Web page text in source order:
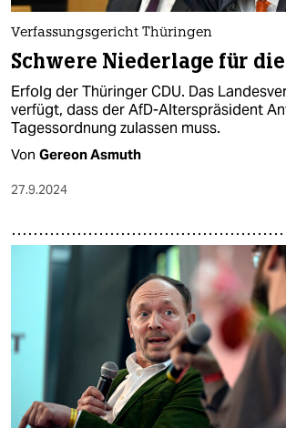
Verfassungsgericht Thüringen
Schwere Niederlage für
Erfolg der Thüringer CDU. Das
verfügt, dass der AfD-Alterspräsident
Tagessordnung zulassen muss.
Von Gereon Asmuth
27.9.2024